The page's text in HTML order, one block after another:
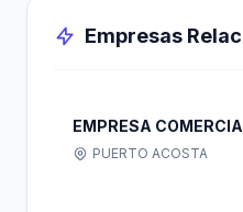
Empresas
EMPRESA
PUERTO ACOSTA